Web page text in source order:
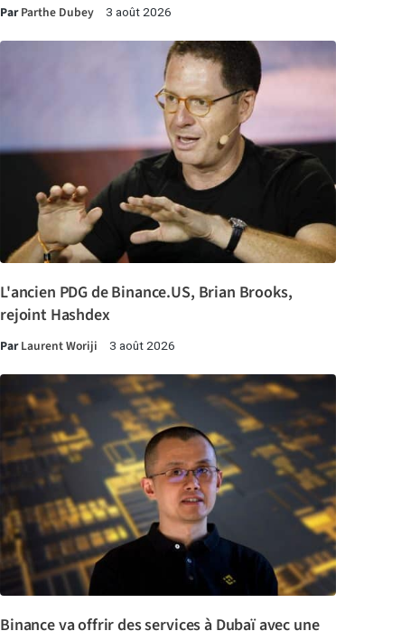
ParParthe Dubey 3 août 2026
L'ancien PDG de Binance.US, Brian Brooks,
rejoint Hashdex
ParLaurent Woriji 3 août 2026
Binance va offrir des services à Dubaï avec une